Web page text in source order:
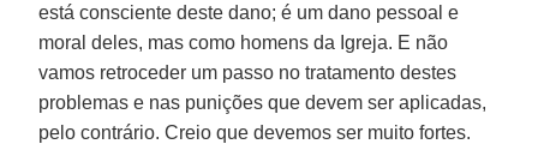
está consciente deste dano; é um dano pessoal e
moral deles, mas como homens da Igreja. E não
vamos retroceder um passo no tratamento destes
problemas e nas punições que devem ser aplicadas,
pelo contrário. Creio que devemos ser muito fortes.